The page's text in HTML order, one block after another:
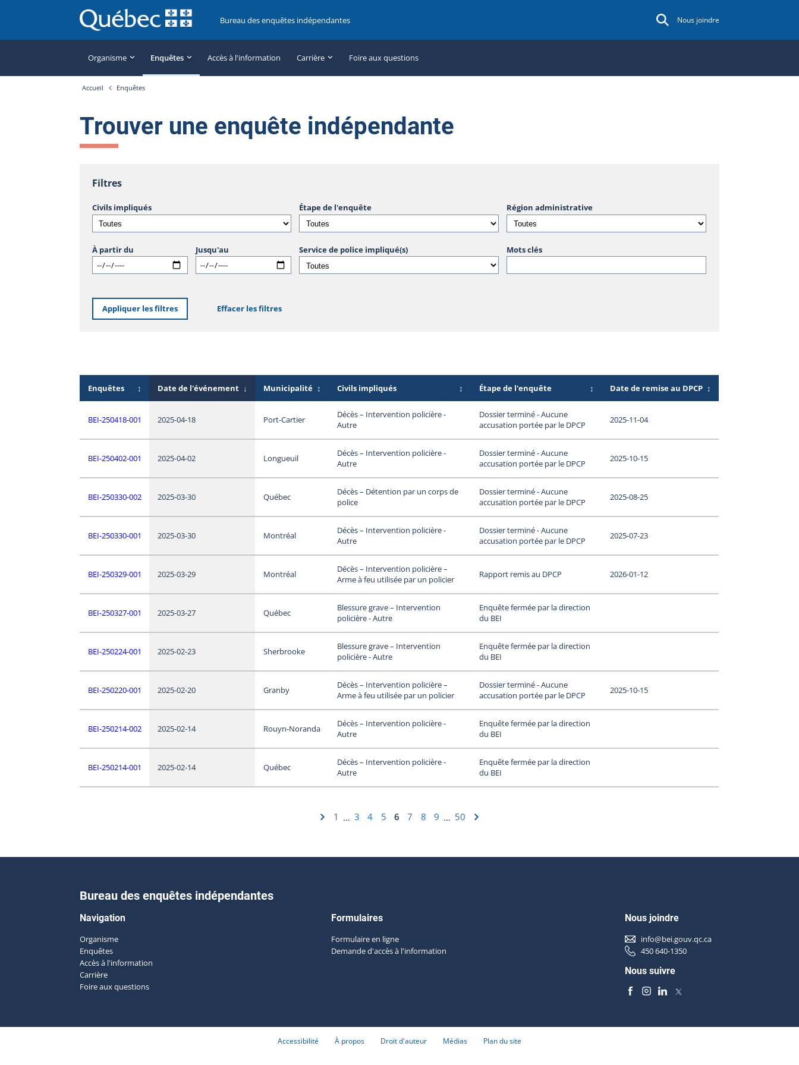
Bureau des enquêtes indépendantes Nous joindre
Organisme Enquêtes Accès à l'information Carrière Foire aux questions
Accueil Enquêtes
Trouver une enquête indépendante
Filtres
Civils impliqués Étape de l'enquête Région administrative
À partir du Jusqu'au Service de police impliqué(s) Mots clés
Appliquer les filtres Effacer les filtres
Enquêtes ↕ Date de l'événement ↓ Municipalité ↕ Civils impliqués ↕ Étape de l'enquête ↕ Date de remise au DPCP ↕
BEI-250418-001 2025-04-18 Port-Cartier
Décès – Intervention policière -
Autre
Dossier terminé - Aucune
accusation portée par le DPCP
2025-11-04
BEI-250402-001 2025-04-02 Longueuil
Décès – Intervention policière -
Autre
Dossier terminé - Aucune
accusation portée par le DPCP
2025-10-15
BEI-250330-002 2025-03-30 Québec
Décès – Détention par un corps de
police
Dossier terminé - Aucune
accusation portée par le DPCP
2025-08-25
BEI-250330-001 2025-03-30 Montréal
Décès – Intervention policière -
Autre
Dossier terminé - Aucune
accusation portée par le DPCP
2025-07-23
BEI-250329-001 2025-03-29 Montréal
Décès – Intervention policière –
Arme à feu utilisée par un policier
Rapport remis au DPCP 2026-01-12
BEI-250327-001 2025-03-27 Québec
Blessure grave – Intervention
policière - Autre
Enquête fermée par la direction
du BEI
BEI-250224-001 2025-02-23 Sherbrooke
Blessure grave – Intervention
policière - Autre
Enquête fermée par la direction
du BEI
BEI-250220-001 2025-02-20 Granby
Décès – Intervention policière –
Arme à feu utilisée par un policier
Dossier terminé - Aucune
accusation portée par le DPCP
2025-10-15
BEI-250214-002 2025-02-14 Rouyn-Noranda
Décès – Intervention policière -
Autre
Enquête fermée par la direction
du BEI
BEI-250214-001 2025-02-14 Québec
Décès – Intervention policière -
Autre
Enquête fermée par la direction
du BEI
1 … 3 4 5 6 7 8 9 … 50
Bureau des enquêtes indépendantes
Navigation
Organisme
Enquêtes
Accès à l'information
Carrière
Foire aux questions
Formulaires
Formulaire en ligne
Demande d'accès à l'information
Nous joindre
info@bei.gouv.qc.ca
450 640-1350
Nous suivre
Accessibilité À propos Droit d'auteur Médias Plan du site